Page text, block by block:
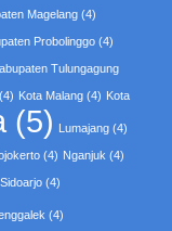
Magelang (4)
Probolinggo (4)
Tulungagung
(4) Kota Malang (4) Kota
(5) Lumajang (4)
(4) Nganjuk (4)
Sidoarjo (4)
(4)